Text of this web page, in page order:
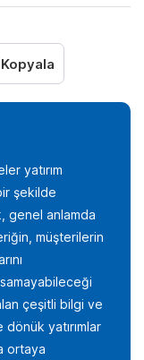
yatırım
şekilde
genel anlamda
müşterilerin
çeşitli bilgi ve
yatırımlar
ortaya